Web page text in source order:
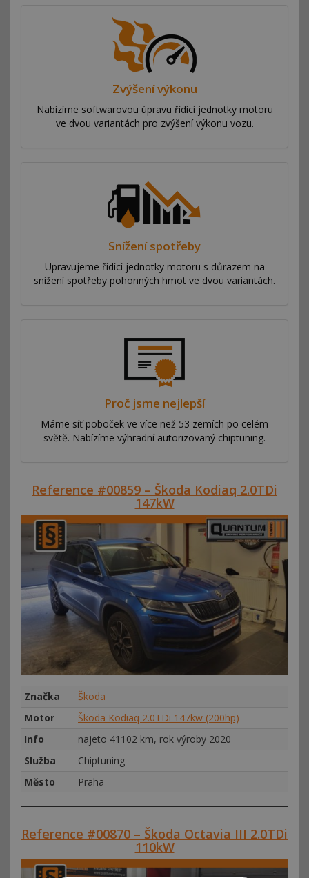
Zvýšení výkonu
Nabízíme softwarovou úpravu řídící jednotky motoru
ve dvou variantách pro zvýšení výkonu vozu.
Snížení spotřeby
Upravujeme řídící jednotky motoru s důrazem na
snížení spotřeby pohonných hmot ve dvou variantách.
Proč jsme nejlepší
Máme síť poboček ve více než 53 zemích po celém
světě. Nabízíme výhradní autorizovaný chiptuning.
Reference #00859 – Škoda Kodiaq 2.0TDi
147kW
Značka
Škoda
Motor
Škoda Kodiaq 2.0TDi 147kw (200hp)
Info
najeto 41102 km, rok výroby 2020
Služba
Chiptuning
Město
Praha
Reference #00870 – Škoda Octavia III 2.0TDi
110kW